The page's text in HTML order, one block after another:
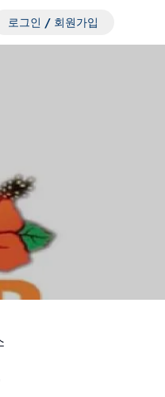
로그인 / 회원가입